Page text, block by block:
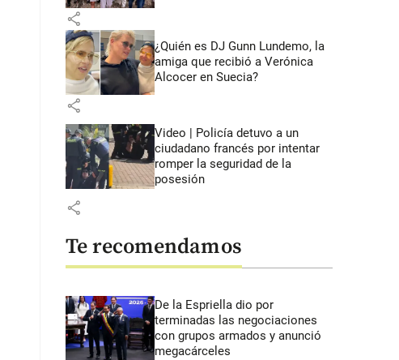
share
¿Quién es DJ Gunn Lundemo, la
amiga que recibió a Verónica
Alcocer en Suecia?
share
Video | Policía detuvo a un
ciudadano francés por intentar
romper la seguridad de la
posesión
share
Te recomendamos
De la Espriella dio por
terminadas las negociaciones
con grupos armados y anunció
megacárceles